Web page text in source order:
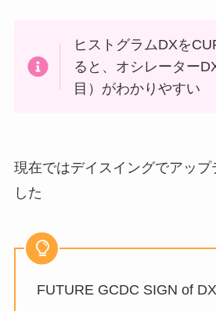
ヒストグラムDXを
ると、オシレーター
目）がわかりやすい
現在ではデイスイングでアッ
した
FUTURE GCDC SIGN of DX